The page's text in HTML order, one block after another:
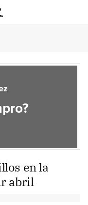
en la
abril